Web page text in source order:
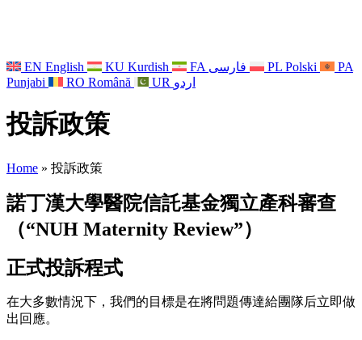
EN English KU Kurdish FA فارسی PL Polski
PA
Punjabi
RO Română UR اردو
投訴政策
Home » 投訴政策
諾丁漢大學醫院信託基金獨立產科審查
（“NUH Maternity Review”）
正式投訴程式
在大多數情況下，我們的目標是在將問題傳達給團隊后立即做
出回應。